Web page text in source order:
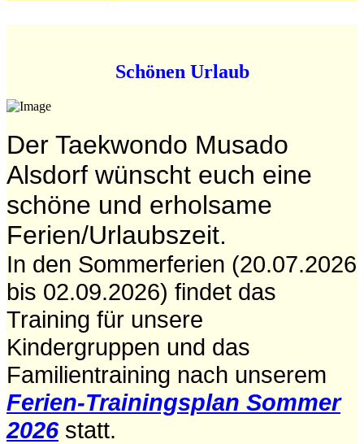
Schönen Urlaub
Der Taekwondo Musado
Alsdorf wünscht euch eine
schöne und erholsame
Ferien/Urlaubszeit.
In den Sommerferien (20.07.2026
bis 02.09.2026) findet das
Training für unsere
Kindergruppen und das
Familientraining nach unserem
Ferien-Trainingsplan Sommer
2026statt.